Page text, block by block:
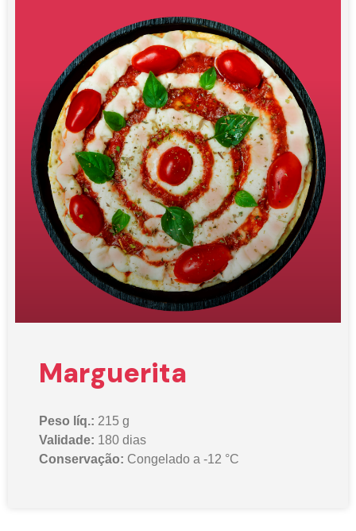
Marguerita
Peso líq.: 215 g
Validade: 180 dias
Conservação: Congelado a -12 °C